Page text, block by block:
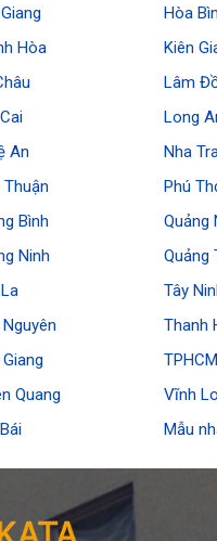
Hòa
Hòa
Kiên
Lâm
Long
An
Nha
Thuận
Phú
Bình
Quảng
Ninh
Quảng
Tây
Thanh
TPHCM
Quang
Vĩnh
Mẫu